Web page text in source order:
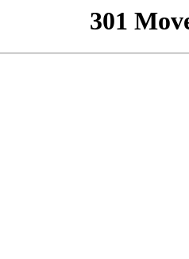
301